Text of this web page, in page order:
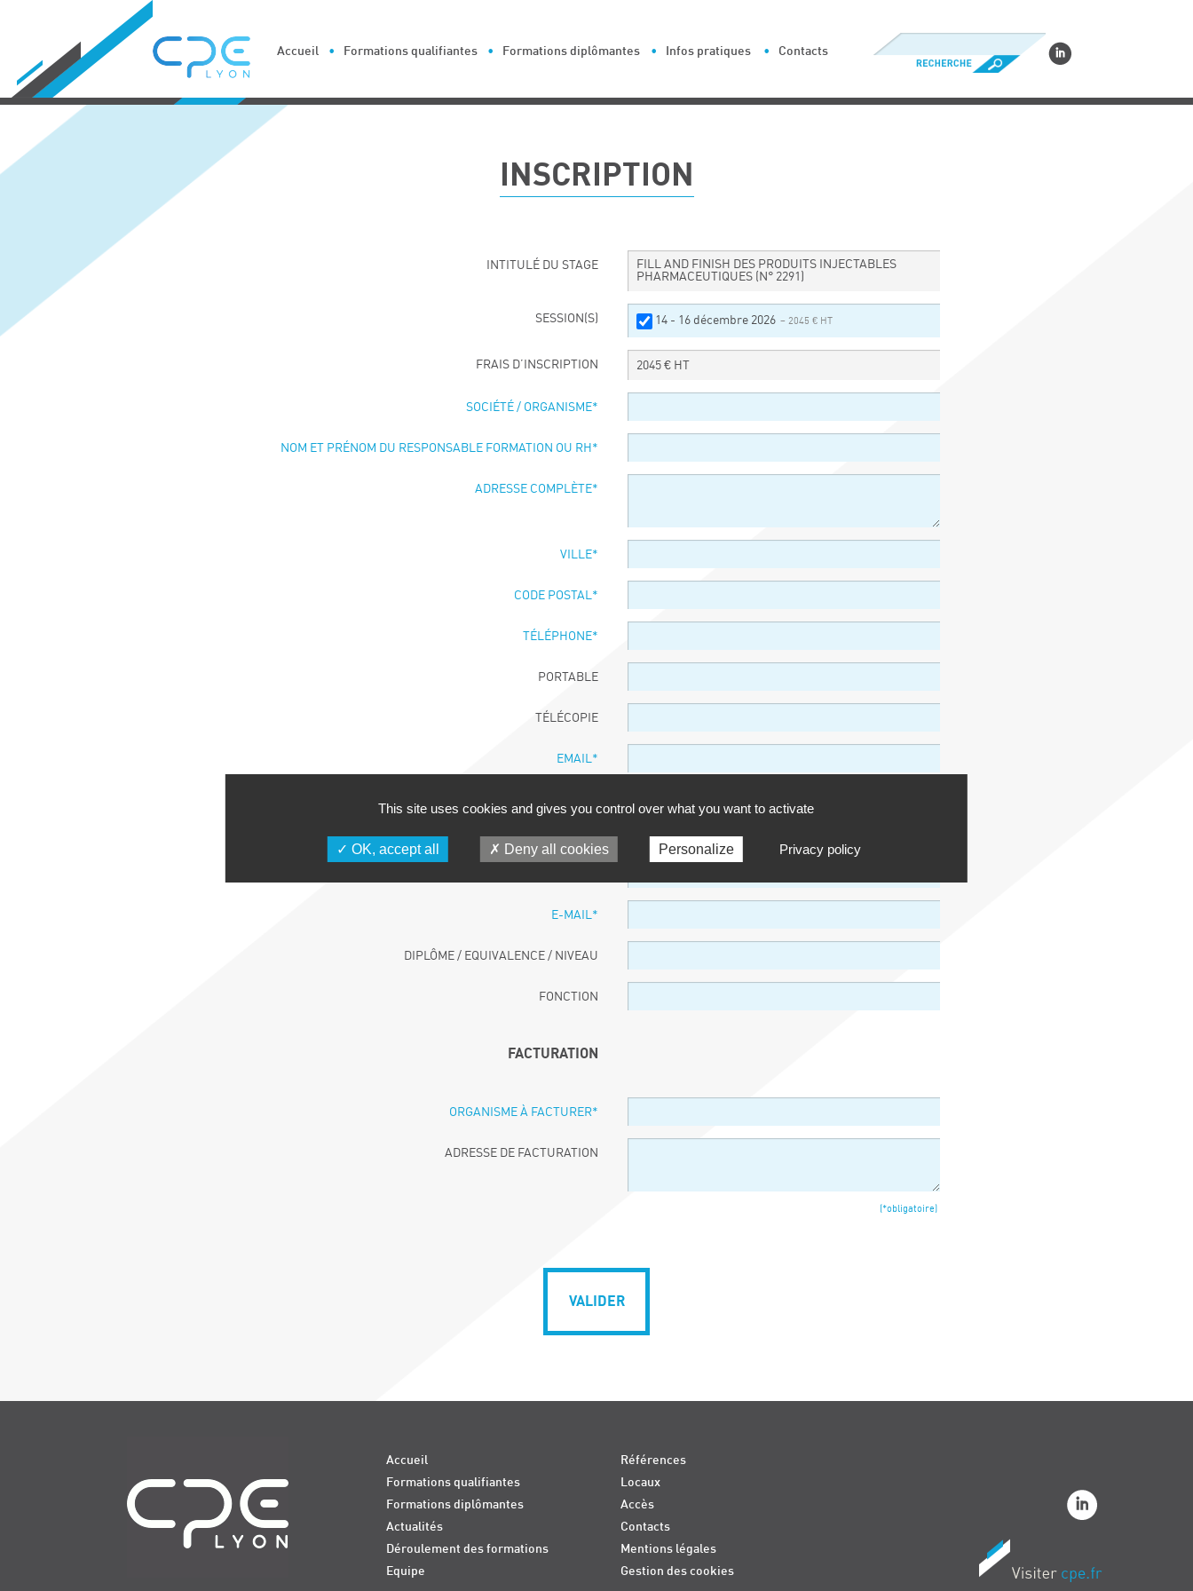
Accueil Formations qualifiantes Formations diplômantes Infos pratiques Contacts
INSCRIPTION
INTITULÉ DU STAGE
FILL AND FINISH DES PRODUITS INJECTABLES
PHARMACEUTIQUES (N° 2291)
SESSION(S) 14 - 16 décembre 2026 – 2045 € HT
FRAIS D’INSCRIPTION 2045 € HT
SOCIÉTÉ / ORGANISME*
NOM ET PRÉNOM DU RESPONSABLE FORMATION OU RH *
ADRESSE COMPLÈTE*
VILLE*
CODE POSTAL*
TÉLÉPHONE*
PORTABLE
TÉLÉCOPIE
EMAIL*
PARTICIPANT
E-MAIL*
DIPLÔME / EQUIVALENCE / NIVEAU
FONCTION
FACTURATION
ORGANISME À FACTURER*
ADRESSE DE FACTURATION
(*obligatoire)
VALIDER
Accueil
Formations qualifiantes
Formations diplômantes
Actualités
Déroulement des formations
Equipe
Références
Locaux
Accès
Contacts
Mentions légales
Gestion des cookies
Cookies management panel
This site uses cookies and gives you control over what you want to activate
OK, accept all Deny all cookies Personalize Privacy policy